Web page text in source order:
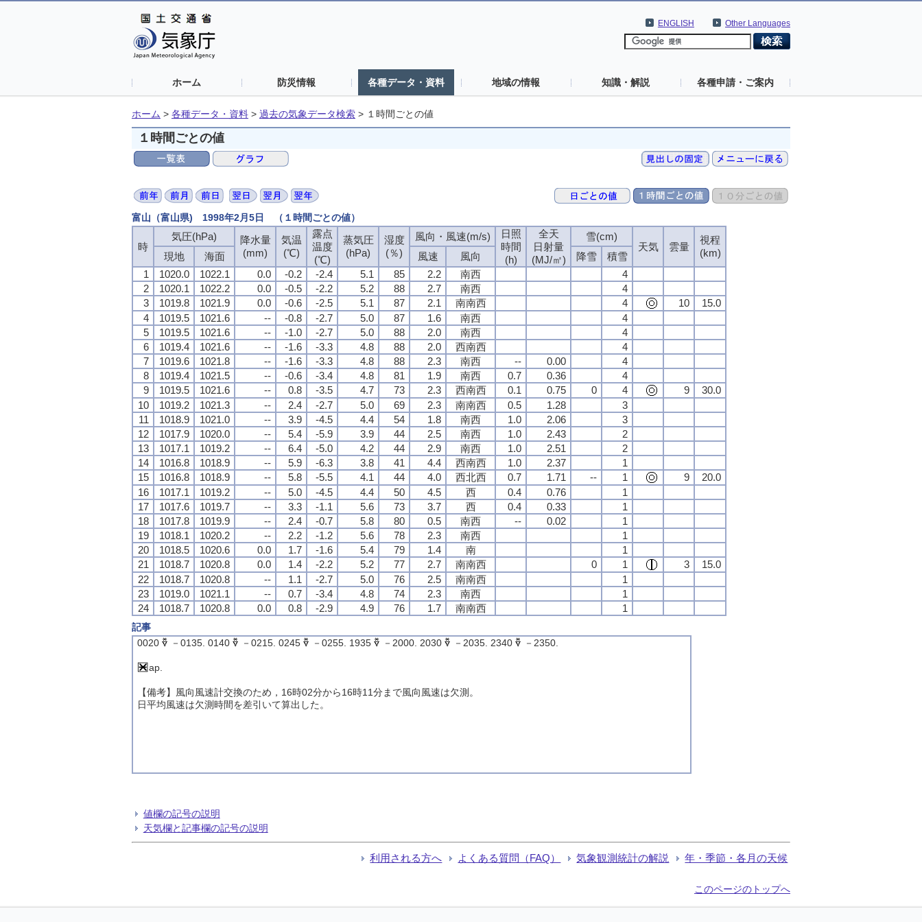
Other Languages
ENGLISH
ホーム 防災情報 各種データ・資料 地域の情報 知識・解説 各種申請・ご案内
ホーム > 各種データ・資料 > 過去の気象データ検索 > １時間ごとの値
１時間ごとの値
富山（富山県) 1998年2月5日 （１時間ごとの値）
時
気圧(hPa)
降水量
(mm)
気温
(℃)
露点
温度
(℃)
蒸気圧
(hPa)
湿度
(％)
風向・風速(m/s)
日照
時間
(h)
全天
日射量
(MJ/㎡)
雪(cm)
天気
雲量
視程
(km)
現地 海面 風速 風向 降雪
積雪
1
1020.0 1022.1 0.0 -0.2 -2.4 5.1 85 2.2 南西
4
2
1020.1 1022.2 0.0 -0.5 -2.2 5.2 88 2.7 南西
4
3
1019.8 1021.9 0.0 -0.6 -2.5 5.1 87 2.1 南南西 4 10
15.0
4
1019.5 1021.6 -- -0.8 -2.7 5.0 87 1.6 南西
4
5
1019.5 1021.6 -- -1.0 -2.7 5.0 88 2.0 南西
4
6
1019.4 1021.6 -- -1.6 -3.3 4.8 88 2.0 西南西
4
7
1019.6 1021.8 -- -1.6 -3.3 4.8 88 2.3 南西 -- 0.00
4
8
1019.4 1021.5 -- -0.6 -3.4 4.8 81 1.9 南西 0.7 0.36
4
9
1019.5 1021.6 -- 0.8 -3.5 4.7 73 2.3 西南西 0.1 0.75 0 4 9
30.0
10
1019.2 1021.3 -- 2.4 -2.7 5.0 69 2.3 南南西 0.5 1.28
3
11
1018.9 1021.0 -- 3.9 -4.5 4.4 54 1.8 南西 1.0 2.06
3
12
1017.9 1020.0 -- 5.4 -5.9 3.9 44 2.5 南西 1.0 2.43
2
13
1017.1 1019.2 -- 6.4 -5.0 4.2 44 2.9 南西 1.0 2.51
2
14
1016.8 1018.9 -- 5.9 -6.3 3.8 41 4.4 西南西 1.0 2.37
1
15
1016.8 1018.9 -- 5.8 -5.5 4.1 44 4.0 西北西 0.7 1.71 -- 1 9
20.0
16
1017.1 1019.2 -- 5.0 -4.5 4.4 50 4.5 西 0.4 0.76
1
17
1017.6 1019.7 -- 3.3 -1.1 5.6 73 3.7 西 0.4 0.33
1
18
1017.8 1019.9 -- 2.4 -0.7 5.8 80 0.5 南西 -- 0.02
1
19
1018.1 1020.2 -- 2.2 -1.2 5.6 78 2.3 南西
1
20
1018.5 1020.6 0.0 1.7 -1.6 5.4 79 1.4 南
1
21
1018.7 1020.8 0.0 1.4 -2.2 5.2 77 2.7 南南西 0 1 3
15.0
22
1018.7 1020.8 -- 1.1 -2.7 5.0 76 2.5 南南西
1
23
1019.0 1021.1 -- 0.7 -3.4 4.8 74 2.3 南西
1
24
1018.7 1020.8 0.0 0.8 -2.9 4.9 76 1.7 南南西 1
記事
0020
－0135. 0140 －0215. 0245 －0255. 1935 －2000. 2030 －2035. 2340 －2350.
ap.
【備考】風向風速計交換のため，16時02分から16時11分まで風向風速は欠測。
日平均風速は欠測時間を差引いて算出した。
値欄の記号の説明
天気欄と記事欄の記号の説明
利用される方へ よくある質問（FAQ） 気象観測統計の解説 年・季節・各月の天候
このページのトップへ